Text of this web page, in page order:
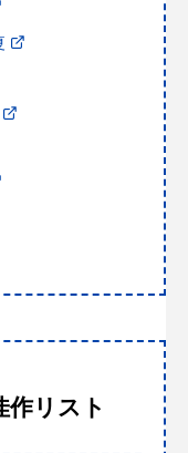
作リスト